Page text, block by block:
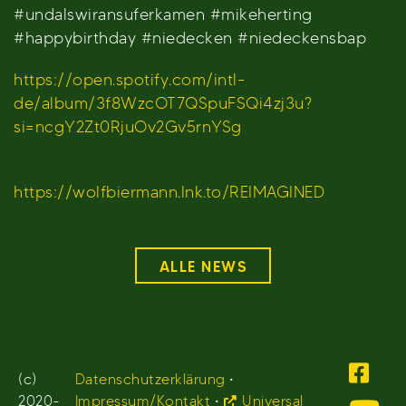
#undalswiransuferkamen #mikeherting
#happybirthday #niedecken #niedeckensbap
https://open.spotify.com/intl-
de/album/3f8WzcOT7QSpuFSQi4zj3u?
si=ncgY2Zt0RjuOv2Gv5rnYSg
https://wolfbiermann.lnk.to/REIMAGINED
ALLE NEWS
(c)
2020-
Datenschutzerklärung •
Impressum/Kontakt • Universal